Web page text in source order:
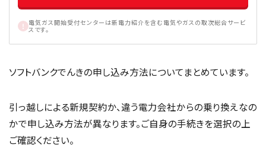
電気ガス開始受付センターは新電力紹介を含む電気やガスの取次総合サービ
スです。
ソフトバンクでんきの申し込み方法についてまとめています。
引っ越しによる新規契約か、違う電力会社からの乗り換えなの
かで申し込み方法が異なります。ご自身の手続きを選択の上
ご確認ください。